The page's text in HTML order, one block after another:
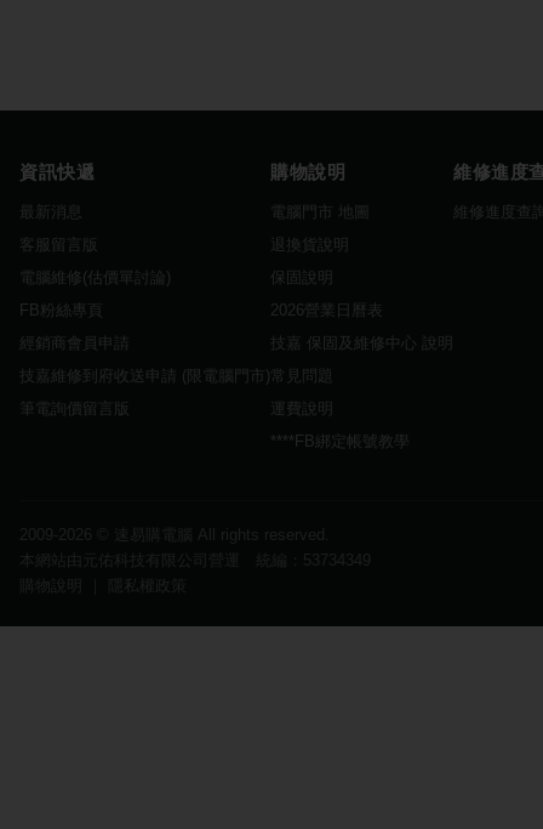
資訊快遞
最新消息
客服留言版
電腦維修(估價單討論)
FB粉絲專頁
經銷商會員申請
技嘉維修到府收送申請 (限電腦門市)
筆電詢價留言版
購物說明
電腦門市 地圖
退換貨說明
保固說明
2026營業日曆表
技嘉 保固及維修中心 說明
常見問題
運費說明
****FB綁定帳號教學
維修進度
維修進度查